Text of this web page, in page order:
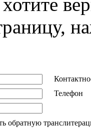
Телефон
обратную